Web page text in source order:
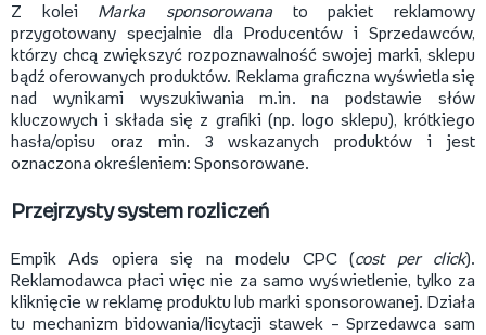
Z kolei Marka sponsorowana to pakiet reklamowy
przygotowany specjalnie dla Producentów i Sprzedawców,
którzy chcą zwiększyć rozpoznawalność swojej marki, sklepu
bądź oferowanych produktów. Reklama graficzna wyświetla się
nad wynikami wyszukiwania m.in. na podstawie słów
kluczowych i składa się z grafiki (np. logo sklepu), krótkiego
hasła/opisu oraz min. 3 wskazanych produktów i jest
oznaczona określeniem: Sponsorowane.
Przejrzysty system rozliczeń
Empik Ads opiera się na modelu CPC ( cost per click).
Reklamodawca płaci więc nie za samo wyświetlenie, tylko za
kliknięcie w reklamę produktu lub marki sponsorowanej. Działa
tu mechanizm bidowania/licytacji stawek – Sprzedawca sam